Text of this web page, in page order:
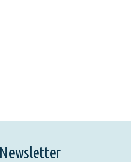
Newsletter